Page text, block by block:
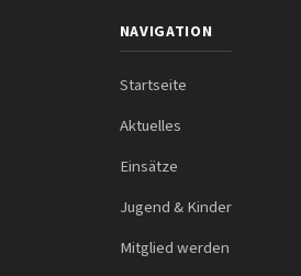
NAVIGATION
Startseite
Aktuelles
Einsätze
Jugend & Kinder
Mitglied werden